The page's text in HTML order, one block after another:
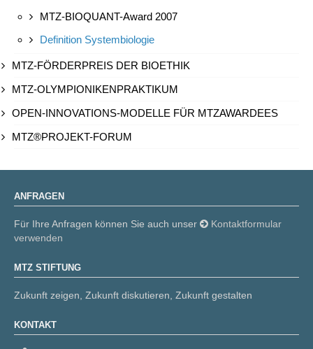
MTZ-BIOQUANT-Award 2007
Definition Systembiologie
MTZ-FÖRDERPREIS DER BIOETHIK
MTZ-OLYMPIONIKENPRAKTIKUM
OPEN-INNOVATIONS-MODELLE FÜR MTZAWARDEES
MTZ®PROJEKT-FORUM
ANFRAGEN
Für Ihre Anfragen können Sie auch unser
Kontaktformular
verwenden
MTZ STIFTUNG
Zukunft zeigen, Zukunft diskutieren, Zukunft gestalten
KONTAKT